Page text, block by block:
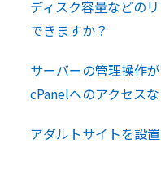
ディスク容量などの
できますか？
サーバーの管理操作
cPanelへのアクセスな
アダルトサイトを設